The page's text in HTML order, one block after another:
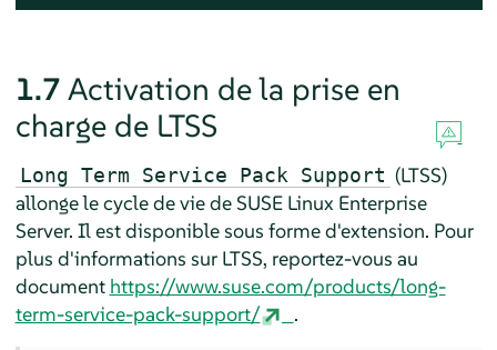
1.7 Activation de la prise en
charge de LTSS
Long Term Service Pack Support (LTSS)
allonge le cycle de vie de SUSE Linux Enterprise
Server. Il est disponible sous forme d'extension. Pour
plus d'informations sur LTSS, reportez-vous au
document https://www.suse.com/products/long-
term-service-pack-support/
.